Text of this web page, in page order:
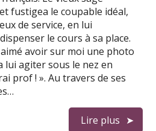
fustigea le coupable idéal,
de service, en lui
le cours à sa place.
avoir sur moi une photo
lui agiter sous le nez en
prof ! ». Au travers de ses
Lire plus